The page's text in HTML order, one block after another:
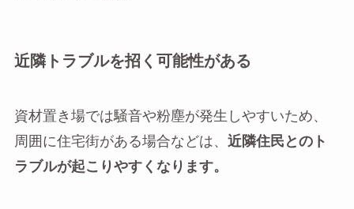
近隣トラブルを招く可能性がある
資材置き場では騒音や粉塵が発生しやすいため、
周囲に住宅街がある場合などは、 近隣住民とのト
ラブルが起こりやすくなります。